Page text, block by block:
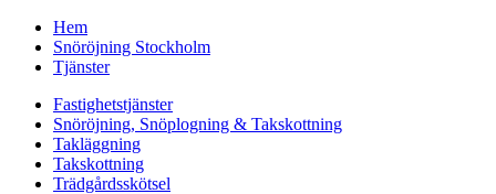
Hem
Snöröjning Stockholm
Tjänster
Fastighetstjänster
Snöröjning, Snöplogning & Takskottning
Takläggning
Takskottning
Trädgårdsskötsel